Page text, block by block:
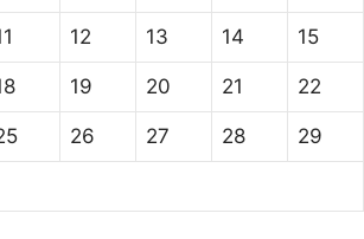
12 13 14 15
19 20 21 22
26 27 28 29